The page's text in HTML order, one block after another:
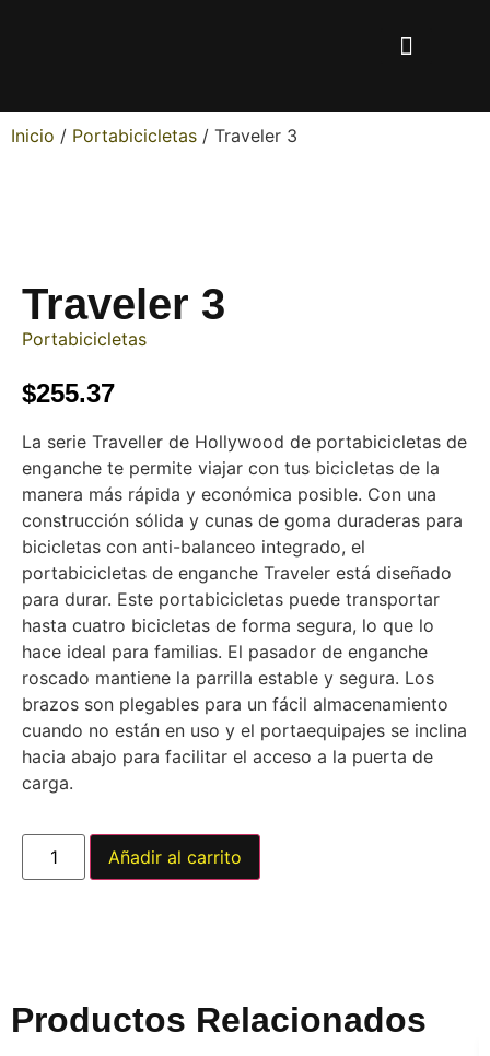
Inicio / Portabicicletas / Traveler 3
Traveler 3
Portabicicletas
$255.37
La serie Traveller de Hollywood de portabicicletas de
enganche te permite viajar con tus bicicletas de la
manera más rápida y económica posible. Con una
construcción sólida y cunas de goma duraderas para
bicicletas con anti-balanceo integrado, el
portabicicletas de enganche Traveler está diseñado
para durar. Este portabicicletas puede transportar
hasta cuatro bicicletas de forma segura, lo que lo
hace ideal para familias. El pasador de enganche
roscado mantiene la parrilla estable y segura. Los
brazos son plegables para un fácil almacenamiento
cuando no están en uso y el portaequipajes se inclina
hacia abajo para facilitar el acceso a la puerta de
carga.
Añadir al carrito
Productos Relacionados